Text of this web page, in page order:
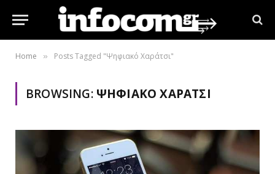
Home » Posts Tagged "Ψηφιακό Χαράτσι"
BROWSING: ΨΗΦΙΑΚΌ ΧΑΡΆΤΣΙ